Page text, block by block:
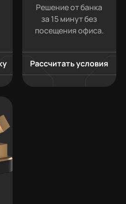
Решение от банка
за 15 минут без
посещения офиса.
Рассчитать условия